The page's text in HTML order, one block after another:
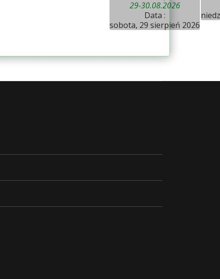
29-30.08.2026
Data :
sobota, 29 sierpień 2026